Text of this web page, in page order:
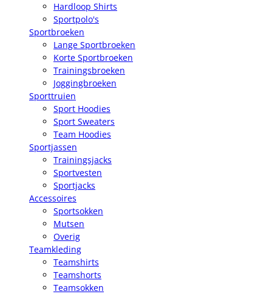
Hardloop Shirts
Sportpolo's
Sportbroeken
Lange Sportbroeken
Korte Sportbroeken
Trainingsbroeken
Joggingbroeken
Sporttruien
Sport Hoodies
Sport Sweaters
Team Hoodies
Sportjassen
Trainingsjacks
Sportvesten
Sportjacks
Accessoires
Sportsokken
Mutsen
Overig
Teamkleding
Teamshirts
Teamshorts
Teamsokken